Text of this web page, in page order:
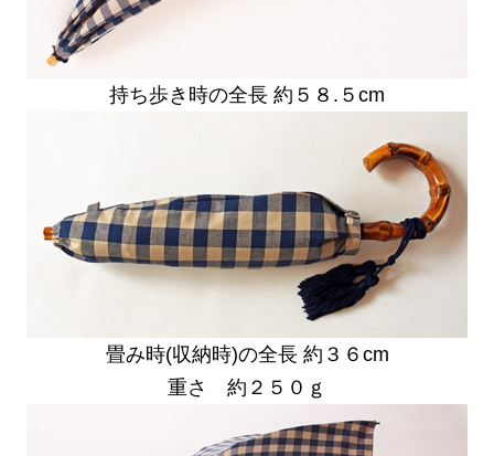
持ち歩き時の全長 約５８.５cm
畳み時(収納時)の全長 約３６cm
重さ 約２５０ｇ